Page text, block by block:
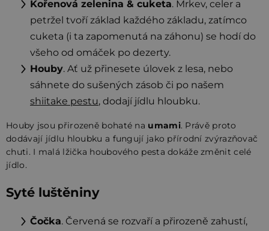
Kořenová zelenina & cuketa. Mrkev, celer a
petržel tvoří základ každého základu, zatímco
cuketa (i ta zapomenutá na záhonu) se hodí do
všeho od omáček po dezerty.
Houby. Ať už přinesete úlovek z lesa, nebo
sáhnete do sušených zásob či po našem
shiitake pestu, dodají jídlu hloubku.
Houby jsou přirozeně bohaté na umami. Právě proto
dodávají jídlu hloubku a fungují jako přírodní zvýrazňovač
chuti. I malá lžička houbového pesta dokáže změnit celé
jídlo.
Syté luštěniny
Čočka. Červená se rozvaří a přirozeně zahustí,